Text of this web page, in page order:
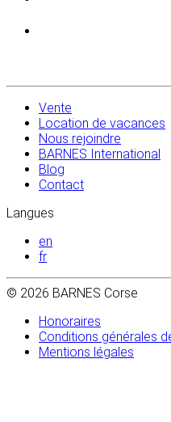
Vente
Location de vacances
Nous rejoindre
BARNES International
Blog
Contact
Langues
en
fr
© 2026 BARNES Corse
Honoraires
Conditions générales
Mentions légales